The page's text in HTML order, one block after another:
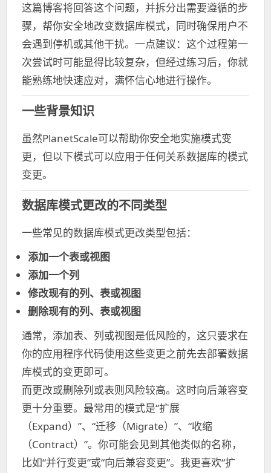
这篇博客将回答这个问题，并拆分出需要遵循的步
骤，帮你安全地改变数据库模式，同时确保用户不
会遇到停机或其他干扰。一点建议：这个过程第一
次尝试时可能显得比较复杂，但经过练习后，你就
能熟练地快速应对，满怀信心地进行操作。
一些背景知识
虽然PlanetScale可以帮助你安全地实施模式变
更，但以下模式可以应用于任何关系数据库的模式
变更。
数据库模式更改的不同类型
一些常见的数据库模式更改类型包括：
添加一个表或视图
添加一个列
修改现有的列、表或视图
删除现有的列、表或视图
通常，添加表、列或视图是低风险的，这只要求在
你的应用程序代码使用这些变更之前先去部署数据
库模式的变更即可。
而更改或删除列或表则风险较高。这时向后兼容变
更十分重要。最常用的模式是“扩展
（Expand）”、“迁移（Migrate）”、“收缩
（Contract）”。你可能会见到其他类似的名称，
比如“并行变更”或“向后兼容变更”。我更喜欢“扩